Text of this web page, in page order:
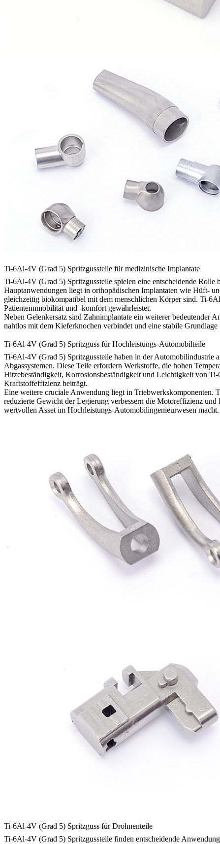
Ti-6Al-4V (Grad 5) Spritzgussteile für medizinische Implantate
Ti-6Al-4V (Grad 5) Spritzgussteile spielen eine entscheidende
Hauptanwendungen liegt in orthopädischen Implantaten wie Hüft-
gleichzeitig biokompatibel mit dem menschlichen Körper sind. Ti-
Patientennmobilität und -komfort gewährleistet.
Neben Gelenkersatz sind Zahnimplantate ein weiterer
nahtlos mit dem Kieferknochen verbindet und eine stabile
Ti-6Al-4V (Grad 5) Spritzguss für Hochleistungs-Automobilteile
Ti-6Al-4V (Grad 5) Spritzgussteile haben in der Automobilindustrie
Abgassystemen. Diese Teile erfordern Werkstoffe, die hohen
Hitzebeständigkeit, Korrosionsbeständigkeit und Leichtigkeit von
Kraftstoffeffizienz beiträgt.
Eine weitere cruciale Anwendung liegt in Triebwerkskomponenten.
reduzierte Gewicht der Legierung verbessern die Motoreffizienz
wertvollen Asset im Hochleistungs-Automobilingenieurwesen macht.
Ti-6Al-4V (Grad 5) Spritzguss für Drohnenteile
Ti-6Al-4V (Grad 5) Spritzgussteile finden entscheidende